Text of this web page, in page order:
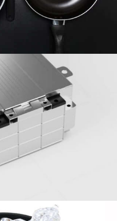
de células prismáticas.
8011 -
a la comida &
de la lámina de aluminio
uso de la cocina de todos
con los alimentos, a
ideal para hornear,
la cubierta de